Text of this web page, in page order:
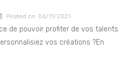
fantaisie à votre texte
de taille
NOUS ?
Posted on 06/11/2021
de pouvoir profiter de vos talents
vos créations ?En